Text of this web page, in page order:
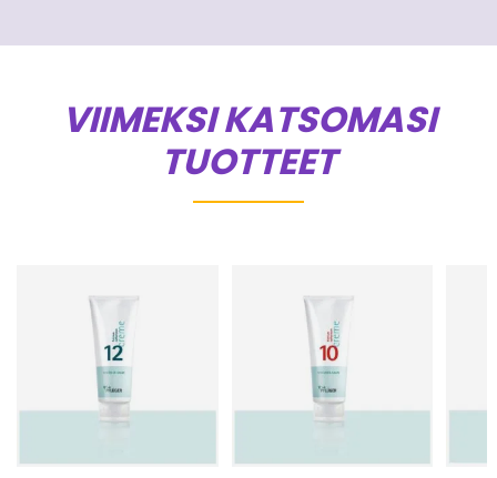
VIIMEKSI KATSOMASI
TUOTTEET